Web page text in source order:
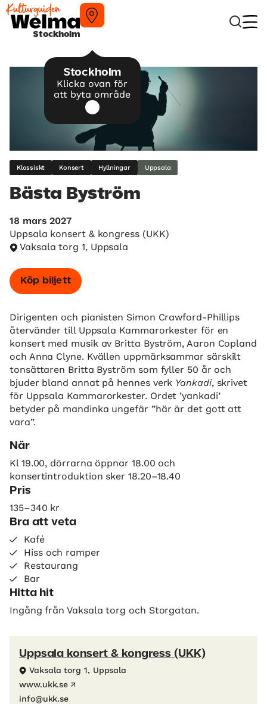
Stockholm
Stockholm
Klicka ovan för
att byta område
Klassiskt Konsert Hyllningar Uppsala
Bästa Byström
18 mars 2027
Uppsala konsert & kongress (UKK)
Vaksala torg 1, Uppsala
Köp biljett
Dirigenten och pianisten Simon Crawford-Phillips
återvänder till Uppsala Kammarorkester för en
konsert med musik av Britta Byström, Aaron Copland
och Anna Clyne. Kvällen uppmärksammar särskilt
tonsättaren Britta Byström som fyller 50 år och
bjuder bland annat på hennes verk Yankadi, skrivet
för Uppsala Kammarorkester. Ordet ’yankadi’
betyder på mandinka ungefär ”här är det gott att
vara”.
När
Kl 19.00, dörrarna öppnar 18.00 och
konsertintroduktion sker 18.20–18.40
Pris
135–340 kr
Bra att veta
Kafé
Hiss och ramper
Restaurang
Bar
Hitta hit
Ingång från Vaksala torg och Storgatan.
Uppsala konsert & kongress (UKK)
Vaksala torg 1, Uppsala
www.ukk.se
info@ukk.se